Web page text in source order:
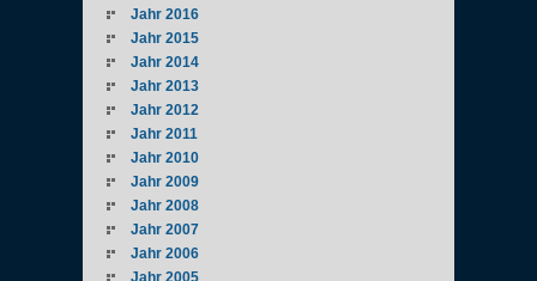
Jahr 2016
Jahr 2015
Jahr 2014
Jahr 2013
Jahr 2012
Jahr 2011
Jahr 2010
Jahr 2009
Jahr 2008
Jahr 2007
Jahr 2006
Jahr 2005